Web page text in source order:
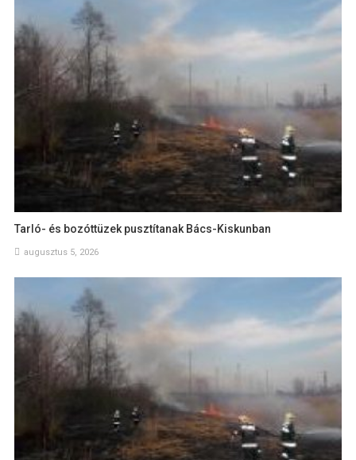
Tarló- és bozóttüzek pusztítanak Bács-Kiskunban
augusztus 5, 2026